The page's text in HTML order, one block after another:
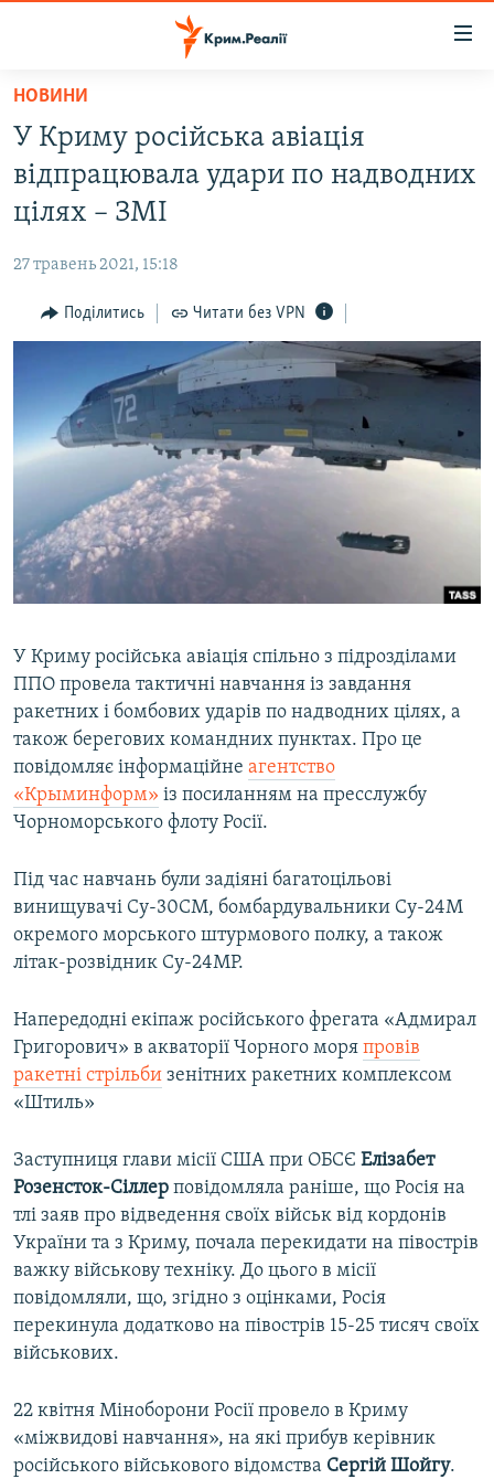
Перейти
основного
матеріалу
Перейти
до
основної
навігації
Перейти
до
ВОДА.КРИМ
ВІДЕО ТА ФОТО
БЛОГИ
ПОГЛЯД
ВСЕ ЗА ДЕНЬ
СПЕЦПРОЕКТИ
ВІДЕОУРОКИ «ELIFBE»
СВІДЧЕННЯ ОКУПАЦІЇ
УКРАЇНСЬКА ПРОБЛЕМА КРИМУ
ЯК ОБІЙТИ БЛОКУВАННЯ
Русский
Qırımtatar
Усі сайти RFE/RL
НОВИНИ
У Криму російська авіація
відпрацювала удари по надводних
цілях – ЗМІ
27 травень 2021, 15:18
Поділитись Читати без VPN
У Криму російська авіація спільно з підрозділами
ППО провела тактичні навчання із завдання
ракетних і бомбових ударів по надводних цілях, а
також берегових командних пунктах. Про це
повідомляє інформаційне агентство
«Крыминформ» із посиланням на пресслужбу
Чорноморського флоту Росії.
Під час навчань були задіяні багатоцільові
винищувачі Су-30СМ, бомбардувальники Су-24М
окремого морського штурмового полку, а також
літак-розвідник Су-24МР.
Напередодні екіпаж російського фрегата «Адмирал
Григорович» в акваторії Чорного моря провів
ракетні стрільби зенітних ракетних комплексом
«Штиль»
Заступниця глави місії США при ОБСЄ Елізабет
Розенсток-Сіллер повідомляла раніше, що Росія на
тлі заяв про відведення своїх військ від кордонів
України та з Криму, почала перекидати на півострів
важку військову техніку. До цього в місії
повідомляли, що, згідно з оцінками, Росія
перекинула додатково на півострів 15-25 тисяч своїх
військових.
22 квітня Міноборони Росії провело в Криму
«міжвидові навчання», на які прибув керівник
російського військового відомства Сергій Шойгу.